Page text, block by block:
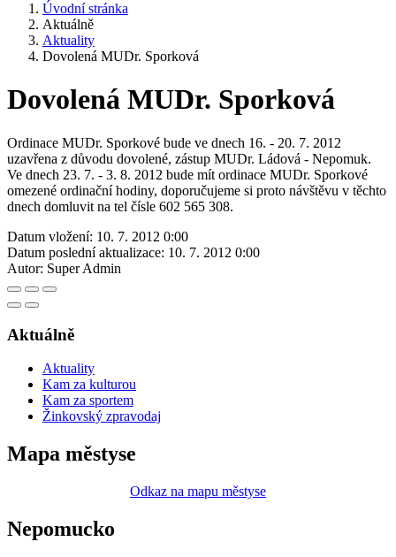
Úvodní stránka
Aktuálně
Aktuality
Dovolená MUDr. Sporková
Dovolená MUDr. Sporková
Ordinace MUDr. Sporkové bude ve dnech 16. - 20. 7. 2012
uzavřena z důvodu dovolené, zástup MUDr. Ládová - Nepomuk.
Ve dnech 23. 7. - 3. 8. 2012 bude mít ordinace MUDr. Sporkové
omezené ordinační hodiny, doporučujeme si proto návštěvu v těchto
dnech domluvit na tel čísle 602 565 308.
Datum vložení: 10. 7. 2012 0:00
Datum poslední aktualizace: 10. 7. 2012 0:00
Autor: Super Admin
Aktuálně
Aktuality
Kam za kulturou
Kam za sportem
Žinkovský zpravodaj
Mapa městyse
Odkaz na mapu městyse
Nepomucko